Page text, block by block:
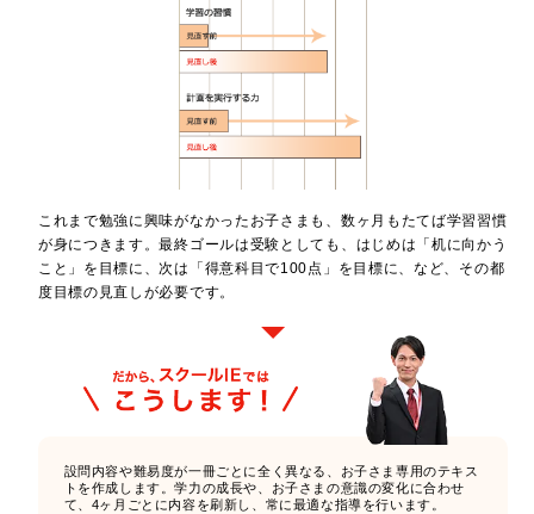
これまで勉強に興味がなかったお子さまも、数ヶ月もたてば学習習慣
が身につきます。最終ゴールは受験としても、はじめは「机に向かう
こと」を目標に、次は「得意科目で100点」を目標に、など、その都
度目標の見直しが必要です。
設問内容や難易度が一冊ごとに全く異なる、お子さま専用のテキス
トを作成します。学力の成長や、お子さまの意識の変化に合わせ
て、4ヶ月ごとに内容を刷新し、常に最適な指導を行います。